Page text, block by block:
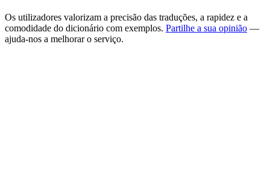
Os utilizadores valorizam a precisão das traduções, a rapidez e a
comodidade do dicionário com exemplos. Partilhe a sua opinião —
ajuda-nos a melhorar o serviço.